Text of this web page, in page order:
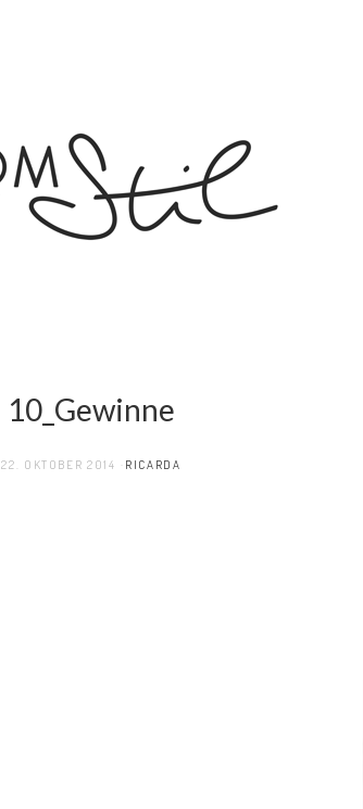
10_Gewinne
22. OKTOBER 2014 RICARDA